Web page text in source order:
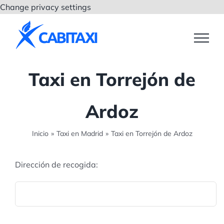
Change privacy settings
contenido
Taxi en Torrejón de
Ardoz
Inicio » Taxi en Madrid » Taxi en Torrejón de Ardoz
Dirección de recogida: